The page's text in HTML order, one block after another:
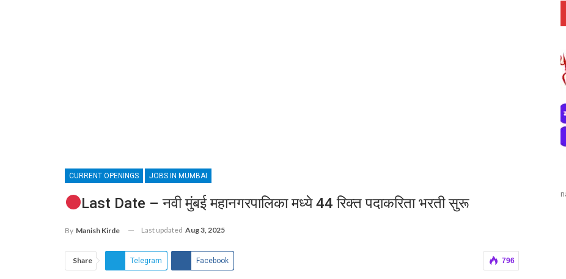
CURRENT OPENINGS JOBS IN MUMBAI
Last Date – नवी मुंबई महानगरपालिका मध्ये 44 रिक्त पदाकरिता भरती सुरू
By Manish Kirde Last updated Aug 3, 2025
796
Share Telegram Facebook